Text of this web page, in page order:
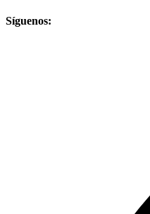
Síguenos: